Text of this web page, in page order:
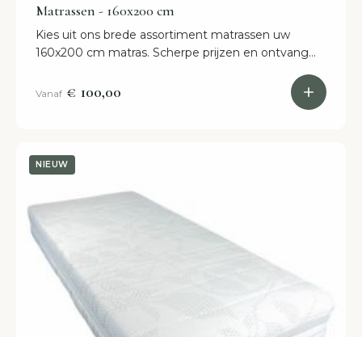
Matrassen - 160x200 cm
Kies uit ons brede assortiment matrassen uw
160x200 cm matras. Scherpe prijzen en ontvang
Vanaf € 100,00
NIEUW